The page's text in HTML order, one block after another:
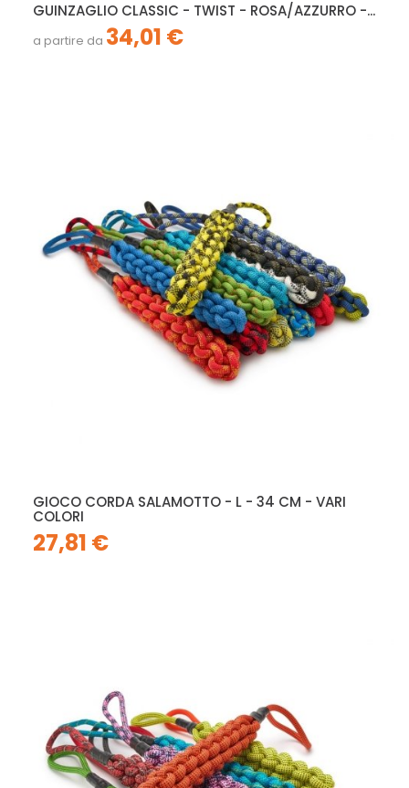
GUINZAGLIO CLASSIC - TWIST - ROSA/AZZURRO -...
a partire da 34,01 €
GIOCO CORDA SALAMOTTO - L - 34 CM - VARI
COLORI
27,81 €